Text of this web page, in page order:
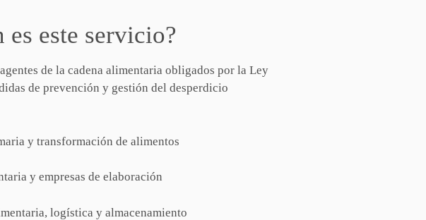
es este servicio?
de la cadena alimentaria obligados por la Ley
de prevención y gestión del desperdicio
y transformación de alimentos
y empresas de elaboración
logística y almacenamiento